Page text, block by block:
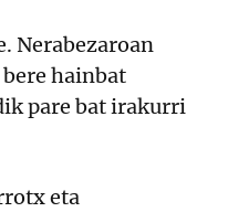
Nerabezaroan
hainbat
pare bat irakurri
eta